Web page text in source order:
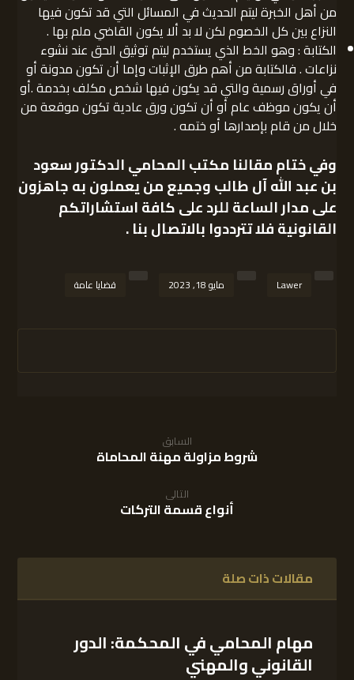
من أهل الخبرة ليتم الحديث في المسائل التي قد تكون فيها
النزاع بين كل الخصوم لكن لا بد ألا يكون القاضي ملم بها .
الكتابة : وهو الخط الذي يستخدم ليتم توثيق الحق عند نشوء
نزاعات . فالكتابة من أهم طرق الإثبات وإما أن تكون مدونة أو
في أوراق رسمية والتي قد يكون فيها شخص مكلف بخدمة .أو
أن يكون موظف عام أو أن تكون ورق عادية تكون موقعة من
خلال من قام بإصدارها أو ختمه .
وفي ختام مقالنا مكتب المحامي الدكتور سعود
بن عبد الله آل طالبوجميع من يعملون به جاهزون
على مدار الساعة للرد على كافة استشاراتكم
القانونية فلا تترددوا بالاتصال بنا .
Lawer مايو 18, 2023 قضايا عامة
السابق
شروط مزاولة مهنة المحاماة
التالى
أنواع قسمة التركات
مقالات ذات صلة
مهام المحامي في المحكمة: الدور
القانوني والمهني